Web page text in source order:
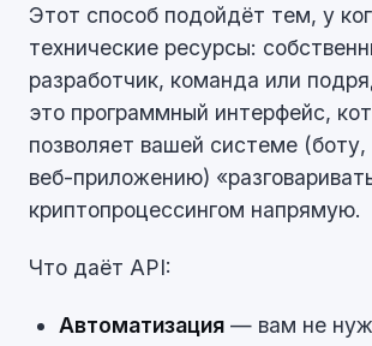
Этот способ подойдёт тем, у
технические ресурсы:
разработчик, команда или
это программный интерфейс,
позволяет вашей системе (боту,
веб-приложению)
криптопроцессингом напрямую.
Что даёт API:
Автоматизация — вам не